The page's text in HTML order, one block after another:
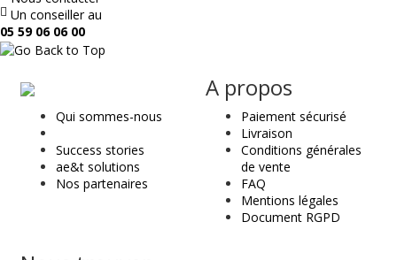
Un conseiller au
05 59 06 06 00
ae
&
t
Qui sommes-nous
Success stories
ae&t solutions
Nos partenaires
A propos
Paiement sécurisé
Livraison
Conditions générales
de vente
FAQ
Mentions légales
Document RGPD